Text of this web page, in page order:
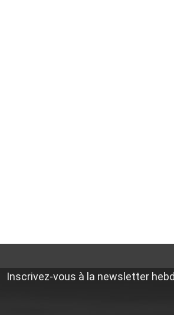
Inscrivez-vous à la newsletter